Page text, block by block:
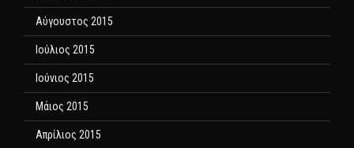
Αύγουστος 2015
Ιούλιος 2015
Ιούνιος 2015
Μάιος 2015
Απρίλιος 2015